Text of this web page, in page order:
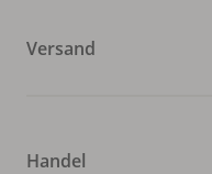
Versand
Handel